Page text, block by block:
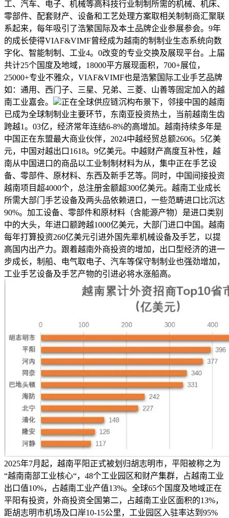
工、汽车、电子、机械等高科技行业制制所需的机械、机床、
零部件、配套财产、设备和工艺处理方案取相关制制商汇聚联
系起来，每年吸引了浩繁国际及本土品牌企业参展参会。9年
的成长使得VIAF&VIMF曾经成为越南的制制业生态系统向数
字化、智能制制、工业4。0改变的专业交换及展现平台。上届
共计25个国度及地域，18000平方展现面积，700+展位，
25000+专业不雅众，VIAF&VIMF也是浩繁国际工业手艺品牌
如：通用、西门子、三星、兄弟、三菱、山善等固定加入的越
南工业嘉会。
正在全球供应链沉构布景下，邻接中国的越南
已成为全球制制业主要环节，东南亚投资热土，当前越南生齿
跨越1。03亿，经济常年连结6-8%的高增加。越南持续多年是
中国正在东盟最大商业伙伴，2024中越经贸总额2606。5亿美
元，中国对越出口1618。9亿美元。中越财产高度互补性，越
南从中国进口的商品以工业制制材料为从，集中正在手艺设
备、零部件、原材料、东西及新手艺等。同时，中国间接投资
越南项目超4000个，总注册金额超300亿美元。越南工业成长
所需大部门手艺设备及两头品依赖进口，一些范畴进口比沉达
90%。加工设备、零部件和原材料（含能源产物）是进口类别
中的大头，年进口额跨越1000亿美元，大部门进口中国。越南
每年打算投资260亿美元引进外国先辈机械设备及手艺，以提
高国内出产力。跟着越南外商投资的增加，出口型经济的进一
步成长，制船、电气取电子、汽车等保守制制业也强劲增加，
工业手艺设备及手艺产物的引进必将水涨船高。
2025年7月起，越南平阳正式被划归胡志明市，平阳被称之为
“越南南部工业核心“，48个工业园区和财产集群，占越南工业
出口值10%，占越南工业产值13%。全球65个国度及地域正在
平阳有投资，外商投资全国第二，占越南工业区面积的13%，
距胡志明市机场及口岸10-15公里，工业园区入驻率达到95%